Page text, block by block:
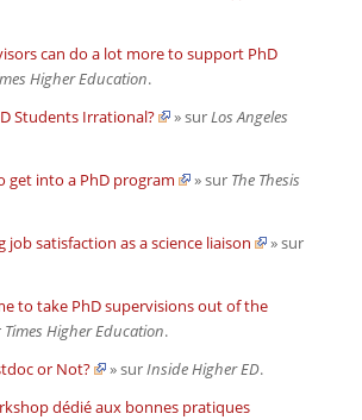
can do a lot more to support PhD
Higher Education.
Students Irrational? » surLos Angeles
get into a PhD program » sur The Thesis
job satisfaction as a science liaison
» sur
to take PhD supervisions out of the
Times Higher Education.
or Not? » surInside Higher ED.
dédié aux bonnes pratiques